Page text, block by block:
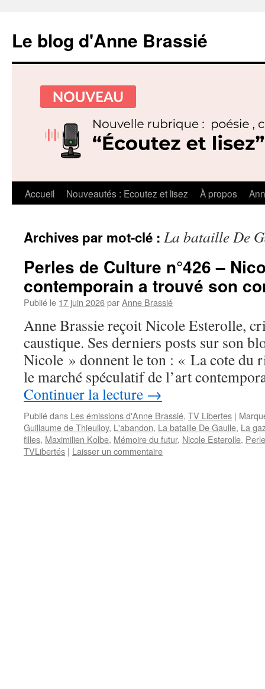
Le blog d'Anne Brassié
Aller
contenu
Accueil Nouveautés : Ecoutez et lisez À propos
Archives par mot-clé : La bataille De
Perles de Culture n°426 –
contemporain a trouvé son
Publié le 17 juin 2026parAnne Brassié
Anne Brassie reçoit Nicole Esterolle,
caustique. Ses derniers posts sur son
Nicole » donnent le ton : « La cote du
le marché spéculatif de l’art
Continuer la lecture →
Publié dans Les émissions d'Anne Brassié, TV Libertes |
Guillaume de Thieulloy, L'abandon, La bataille De Gaulle, La
filles, Maximilien Kolbe, Mémoire du futur, Nicole Esterolle,
TVLibertés | Laisser un commentaire